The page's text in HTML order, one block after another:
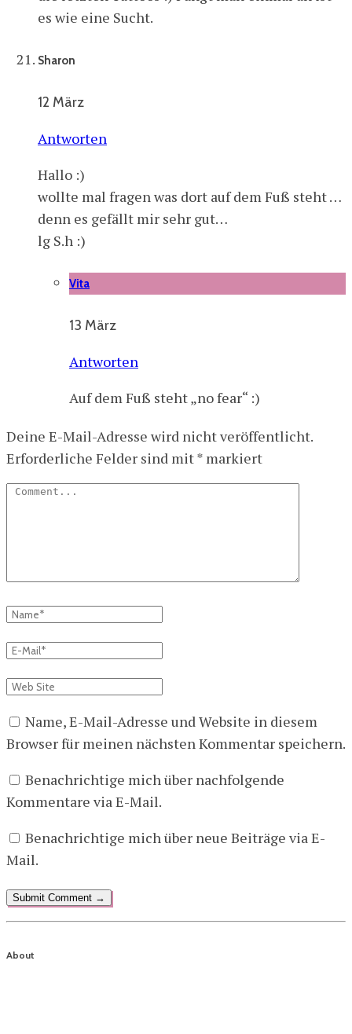
es wie eine Sucht.
Sharon
12 März
Antworten
Hallo :)
wollte mal fragen was dort auf dem Fuß steht …
denn es gefällt mir sehr gut…
lg S.h :)
Vita
13 März
Antworten
Auf dem Fuß steht „no fear“ :)
Deine E-Mail-Adresse wird nicht veröffentlicht.
Erforderliche Felder sind mit* markiert
Name, E-Mail-Adresse und Website in diesem
Browser für meinen nächsten Kommentar speichern.
Benachrichtige mich über nachfolgende
Kommentare via E-Mail.
Benachrichtige mich über neue Beiträge via E-
Mail.
About